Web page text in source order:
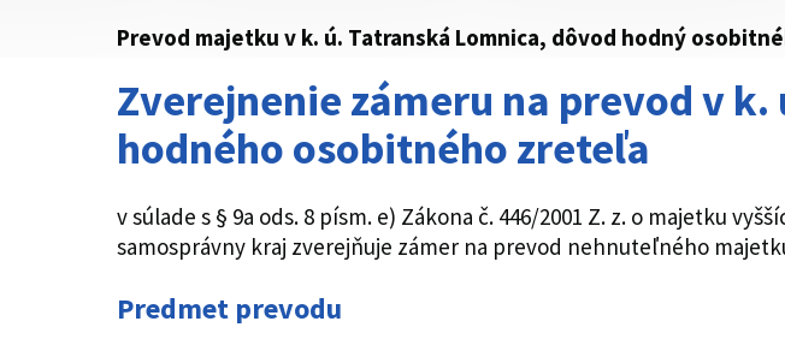
Prevod majetku v k. ú. Tatranská Lomnica, dôvod hodný
Zverejnenie zámeru na prevod v
hodného osobitného zreteľa
v súlade s § 9a ods. 8 písm. e) Zákona č. 446/2001 Z. z. o majetku
samosprávny kraj zverejňuje zámer na prevod nehnuteľného
Predmet prevodu